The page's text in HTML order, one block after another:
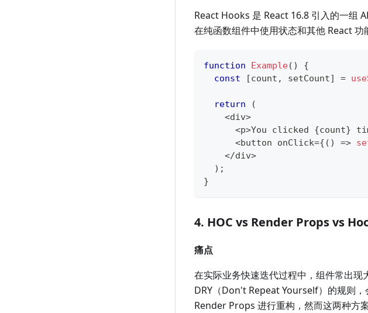
React Hooks 是 React 16.8 引入的一组
在纯函数组件中使用状态和其他 React 功
function Example( )
{
const
[count , setCount] =
return
(
<div>
<p>You clicked {count}
<button onClick={ ( ) =>
</div>
) ;
}
4. HOC vs Render Props vs
痛点
在实际业务快速迭代过程中，组件常出
DRY（Don't Repeat Yourself）的规则
Render Props 进行重构，然而这两种方